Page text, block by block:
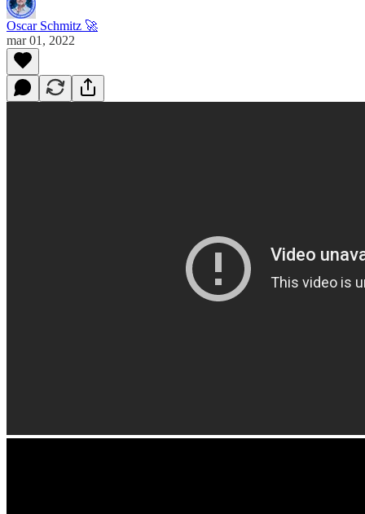
Oscar Schmitz 🚀
mar 01, 2022